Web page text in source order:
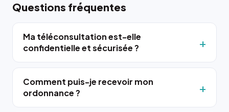
Questions fréquentes
Ma téléconsultation est-elle
confidentielle et sécurisée ?
Comment puis-je recevoir mon
ordonnance ?